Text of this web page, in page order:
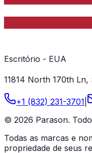
Escritório - EUA
11814 North 170th
+1 (832) 231-3701
© 2026 Parason.
Todas as marcas e
propriedade de seus